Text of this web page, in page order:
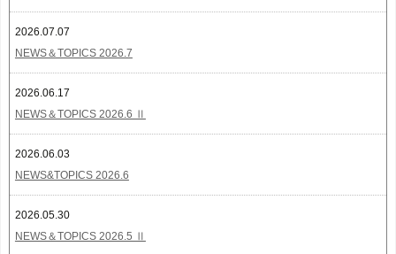
2026.07.07
NEWS＆TOPICS 2026.7
2026.06.17
NEWS＆TOPICS 2026.6 Ⅱ
2026.06.03
NEWS&TOPICS 2026.6
2026.05.30
NEWS＆TOPICS 2026.5 Ⅱ